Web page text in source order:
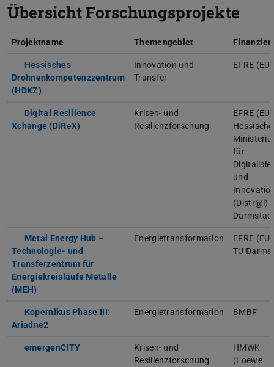
Übersicht Forschungsprojekte
Projektname Themengebiet
Hessisches
Drohnenkompetenzzentrum
(HDKZ)
Innovation und
Transfer
EFRE (EU)
Digital Resilience
Xchange (DiReX)
Krisen- und
Resilienzforschung
EFRE
für
und
(Distr@l)
Metal Energy Hub –
Technologie- und
Transferzentrum für
Energiekreisläufe Metalle
(MEH)
Energietransformation
EFRE
TU
Kopernikus Phase III:
Ariadne2
Energietransformation BMBF
emergenCITY
Krisen- und
Resilienzforschung
HMWK
(Loewe